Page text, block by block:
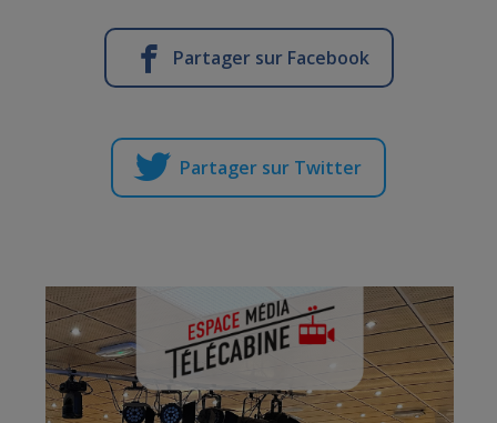
Partager sur Facebook
Partager sur Twitter